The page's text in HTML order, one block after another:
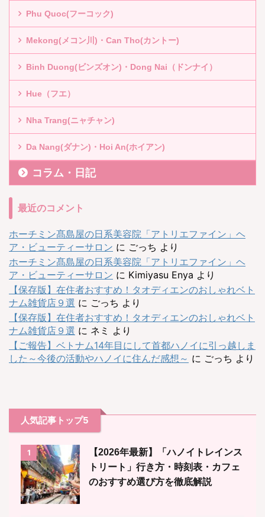
Phu Quoc(フーコック)
Mekong(メコン川)・Can Tho(カントー)
Binh Duong(ビンズオン)・Dong Nai（ドンナイ）
Hue（フエ）
Nha Trang(ニャチャン)
Da Nang(ダナン)・Hoi An(ホイアン)
コラム・日記
最近のコメント
ホーチミン髙島屋の日系美容院「アトリエファイン」ヘ
ア・ビューティーサロン に ごっち より
ホーチミン髙島屋の日系美容院「アトリエファイン」ヘ
ア・ビューティーサロン に Kimiyasu Enya より
【保存版】在住者おすすめ！タオディエンのおしゃれベト
ナム雑貨店９選 に ごっち より
【保存版】在住者おすすめ！タオディエンのおしゃれベト
ナム雑貨店９選 に ネミ より
【ご報告】ベトナム14年目にして首都ハノイに引っ越しま
した～今後の活動やハノイに住んだ感想～ に ごっち より
人気記事トップ5
1
【2026年最新】「ハノイトレインス
トリート」行き方・時刻表・カフェ
のおすすめ選び方を徹底解説